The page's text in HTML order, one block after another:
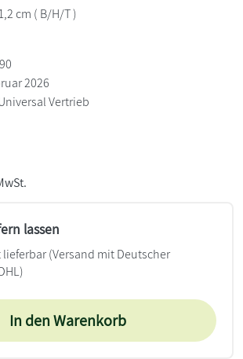
cm ( B/H/T )
2026
Vertrieb
lassen
lieferbar(Versand mit Deutscher
In den Warenkorb